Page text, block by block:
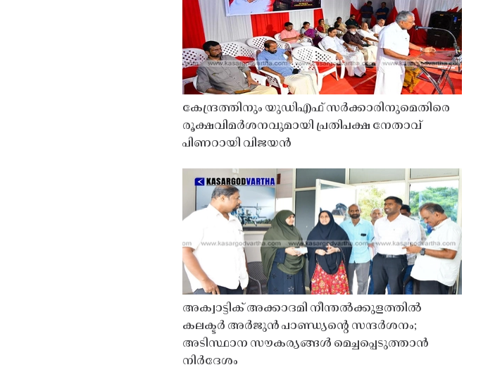
കേന്ദ്രത്തിനും യുഡിഎഫ് സർക്കാരിനുമെതിരെ
രൂക്ഷവിമർശനവുമായി പ്രതിപക്ഷ നേതാവ്
പിണറായി വിജയൻ
അക്വാട്ടിക് അക്കാദമി നീന്തൽക്കുളത്തിൽ
കലക്ടർ അർജുൻ പാണ്ഡ്യൻ്റെ സന്ദർശനം;
അടിസ്ഥാന സൗകര്യങ്ങൾ മെച്ചപ്പെടുത്താൻ
നിർദേശം